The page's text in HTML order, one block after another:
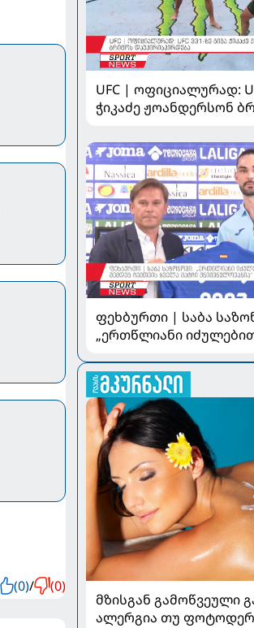
(0)/ (0)
UFC | ოფიციალურად:
ჭიკაძე ჟოანდერსონ
ფეხბურთი | საბა
„ერთწლიანი
მნიშვნელოვანია“
მზისგან გამოწვეული
ალერგია თუ